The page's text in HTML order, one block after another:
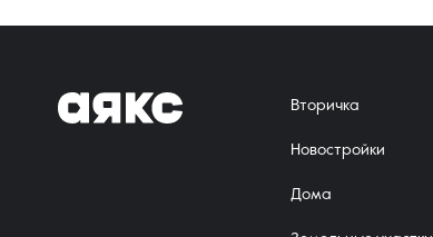
Вторичка
Новостройки
Дома